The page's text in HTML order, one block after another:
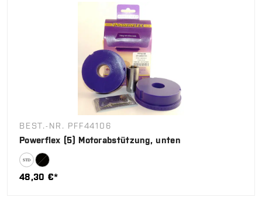
BEST.-NR. PFF44106
Powerflex (5) Motorabstützung, unten
48,30 €*